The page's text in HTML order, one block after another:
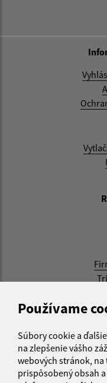
Používame
Súbory cookie a
na zlepšenie vášho
webových stránok, na
prispôsobený obsah